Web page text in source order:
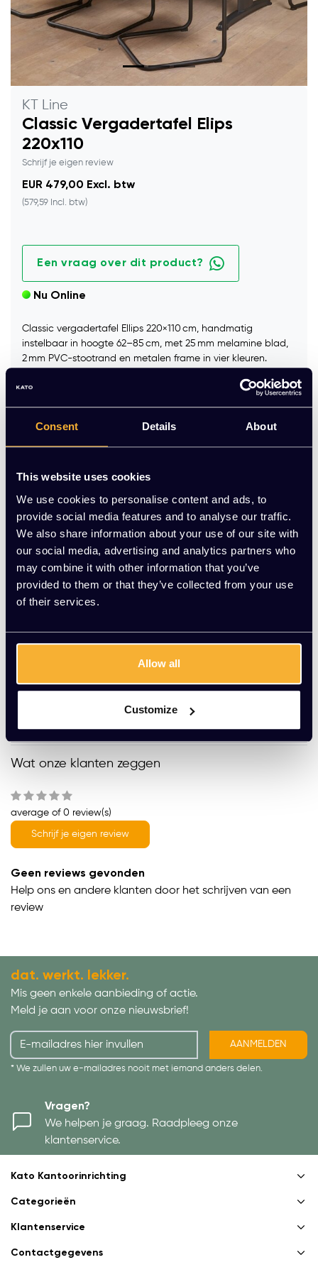
Consent Details About
This website uses cookies
We use cookies to personalise content and ads, to
provide social media features and to analyse our traffic.
We also share information about your use of our site with
our social media, advertising and analytics partners who
may combine it with other information that you’ve
provided to them or that they’ve collected from your use
of their services.
Allow all
Customize
KT Line
Classic Vergadertafel Elips
220x110
Schrijf je eigen review
EUR 479,00 Excl. btw
(579,59 Incl. btw)
Een vraag over dit product?
Nu Online
Classic vergadertafel Ellips 220×110 cm, handmatig
instelbaar in hoogte 62–85 cm, met 25 mm melamine blad,
2 mm PVC-stootrand en metalen frame in vier kleuren.
Op voorraad
Aantal - +
Toevoegen aan winkelwagen
Vrijblijvende offerte
Productomschrijving
Wat onze klanten zeggen
average of 0 review(s)
Schrijf je eigen review
Geen reviews gevonden
Help ons en andere klanten door het schrijven van een
review
dat. werkt. lekker.
Mis geen enkele aanbieding of actie.
Meld je aan voor onze nieuwsbrief!
AANMELDEN
* We zullen uw e-mailadres nooit met iemand anders delen.
Vragen?
We helpen je graag. Raadpleeg onze
klantenservice.
Kato Kantoorinrichting
Categorieën
Klantenservice
Contactgegevens